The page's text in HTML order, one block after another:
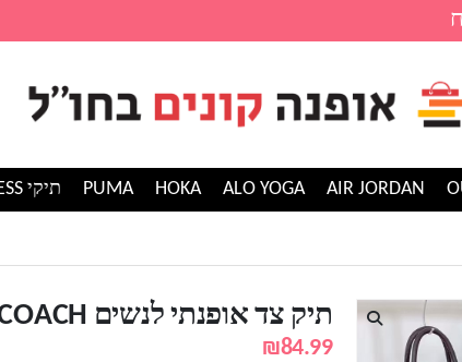
AIR JORDAN
ALO YOGA
HOKA
PUMA תיקי GUESS
תיק צד אופנתי לנשים COACH
₪84.99